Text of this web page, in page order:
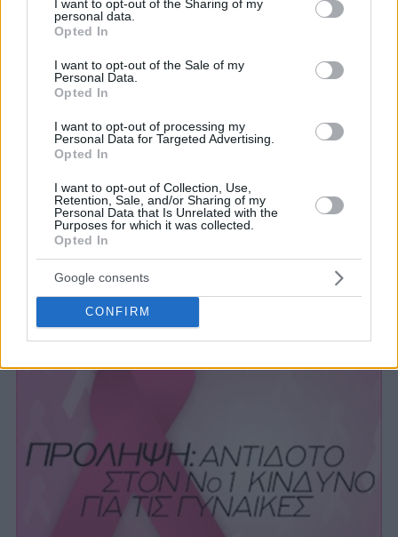
not limited to your visit or usage behaviour. You may click to
grant or deny consent to Google and its third-party tags to
use your data for below specified purposes in below Google
consent section.
I want to opt-out of the Sharing of my
personal data.
Opted In
I want to opt-out of the Sale of my
Personal Data.
Opted In
I want to opt-out of processing my
Personal Data for Targeted Advertising.
Opted In
I want to opt-out of Collection, Use,
Retention, Sale, and/or Sharing of my
Personal Data that Is Unrelated with the
Purposes for which it was collected.
Opted In
Google consents
CONFIRM
ΤΑ ΝΕΑ ΤΟΥ VRISKO.GR
(Κάνε-Μια-Ευχή Ελλάδος)
07 Νοε 2013